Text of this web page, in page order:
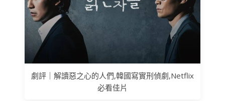
劇評｜解讀惡之心的人們,韓國寫實刑偵劇,Netflix
必看佳片